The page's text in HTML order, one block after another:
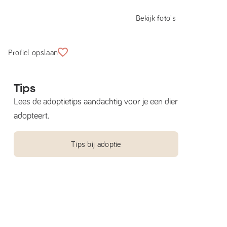
Bekijk foto's
Profiel opslaan
Tips
Lees de adoptietips aandachtig voor je een dier
adopteert.
Tips bij adoptie